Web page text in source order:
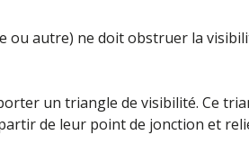
autre) ne doit obstruer la
un triangle de visibilité. Ce
de leur point de jonction et